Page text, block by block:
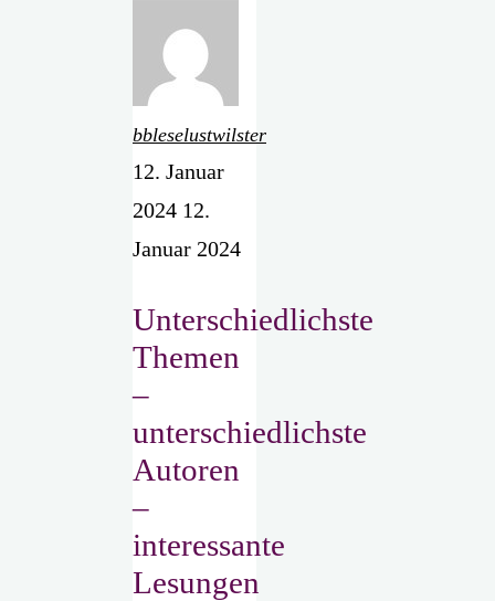
bbleselustwilster
12. Januar
2024 12.
Januar 2024
Unterschiedlichste
Themen
–
unterschiedlichste
Autoren
–
interessante
Lesungen